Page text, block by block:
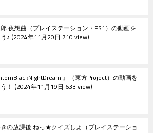
夜想曲（プレイステーション・PS1）の動画を
♪ 2024年11月20日 710 view
』（東方Project）の動画を
！ 2024年11月19日 633 view
の放課後 ねっ★クイズしよ（プレイステーショ